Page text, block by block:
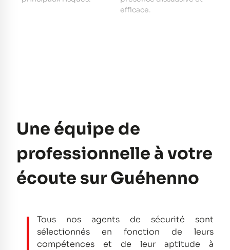
efficace.
Une équipe de
professionnelle à votre
écoute sur Guéhenno
Tous nos agents de sécurité sont
sélectionnés en fonction de leurs
compétences et de leur aptitude à